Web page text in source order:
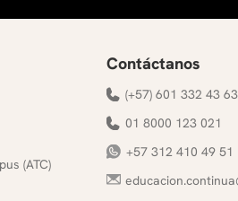
(ATC)
Contáctanos
(+57) 601 332 43 63
01 8000 123 021
+57 312 410 49 51